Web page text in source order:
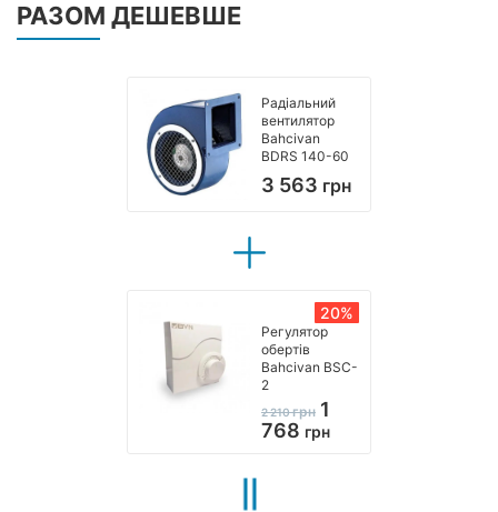
РАЗОМ ДЕШЕВШЕ
Радіальний
вентилятор
Bahcivan
BDRS 140-60
3 563 грн
20%
Регулятор
обертів
Bahcivan BSC-
2
2 210грн 1
768 грн